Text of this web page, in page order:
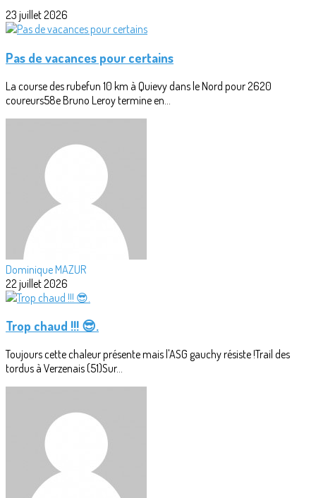
23 juillet 2026
Pas de vacances pour certains
La course des rubefun 10 km à Quievy dans le Nord pour 2620
coureurs58e Bruno Leroy termine en...
Dominique MAZUR
22 juillet 2026
Trop chaud !!! 😎.
Toujours cette chaleur présente mais l'ASG gauchy résiste !Trail des
tordus à Verzenais (51)Sur...